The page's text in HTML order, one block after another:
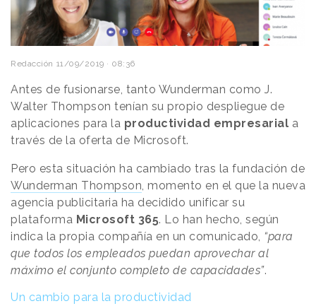
Redacción 11/09/2019 · 08:36
Antes de fusionarse, tanto Wunderman como J.
Walter Thompson tenían su propio despliegue de
aplicaciones para la productividad empresarial a
través de la oferta de Microsoft.
Pero esta situación ha cambiado tras la fundación de
Wunderman Thompson, momento en el que la nueva
agencia publicitaria ha decidido unificar su
plataforma Microsoft 365. Lo han hecho, según
indica la propia compañía en un comunicado, “para
que todos los empleados puedan aprovechar al
máximo el conjunto completo de capacidades”.
Un cambio para la productividad